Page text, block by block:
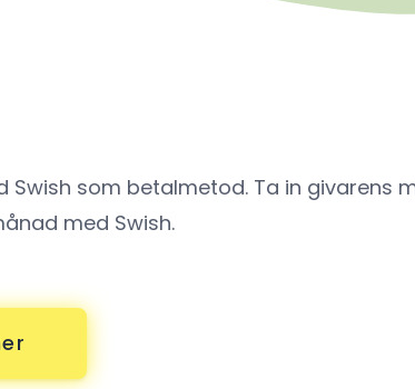
som betalmetod. Ta in givarens
med Swish.